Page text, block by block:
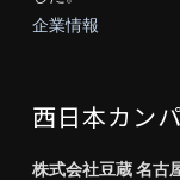
企業情報
西日本カン
株式会社豆蔵 名古